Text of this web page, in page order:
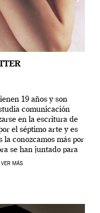
19 años y son
comunicación
en la escritura de
el séptimo arte y es
la conozcamos más por
se han juntado para
[…]
VER MÁS